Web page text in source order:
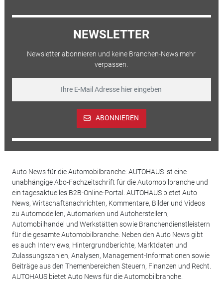
NEWSLETTER
Newsletter abonnieren und keine Branchen-News mehr
verpassen.
ABONNIEREN
Auto News für die Automobilbranche: AUTOHAUS ist eine
unabhängige Abo-Fachzeitschrift für die Automobilbranche und
ein tagesaktuelles B2B-Online-Portal. AUTOHAUS bietet Auto
News, Wirtschaftsnachrichten, Kommentare, Bilder und Videos
zu Automodellen, Automarken und Autoherstellern,
Automobilhandel und Werkstätten sowie Branchendienstleistern
für die gesamte Automobilbranche. Neben den Auto News gibt
es auch Interviews, Hintergrundberichte, Marktdaten und
Zulassungszahlen, Analysen, Management-Informationen sowie
Beiträge aus den Themenbereichen Steuern, Finanzen und Recht.
AUTOHAUS bietet Auto News für die Automobilbranche.